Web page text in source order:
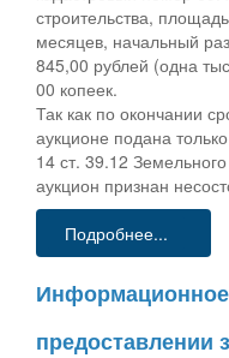
строительства,
месяцев, начальный
845,00 рублей (одна
00 копеек.
Так как по окончании
аукционе подана
14 ст. 39.12
аукцион признан
Подробнее...
предоставлении